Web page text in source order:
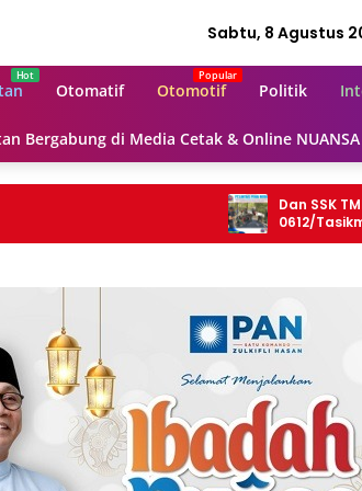
Sabtu, 8 Agustus
Otomatif Otomotif Politik
Bergabung di Media Cetak & Online NUANSA
Dan SSK TMMD Ke-
0612/Tasikmalaya
Semangat Gotong